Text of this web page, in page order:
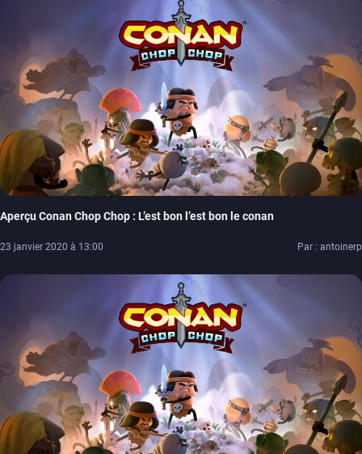
Aperçu Conan Chop Chop : L’est bon l’est bon le conan
23 janvier 2020 à 13:00 Par : antoinerp